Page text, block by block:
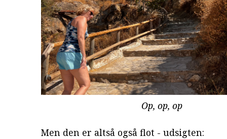
Op, op, op
Men den er altså også flot - udsigten: